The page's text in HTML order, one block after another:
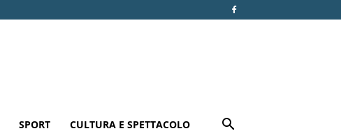
SPORT CULTURA E SPETTACOLO